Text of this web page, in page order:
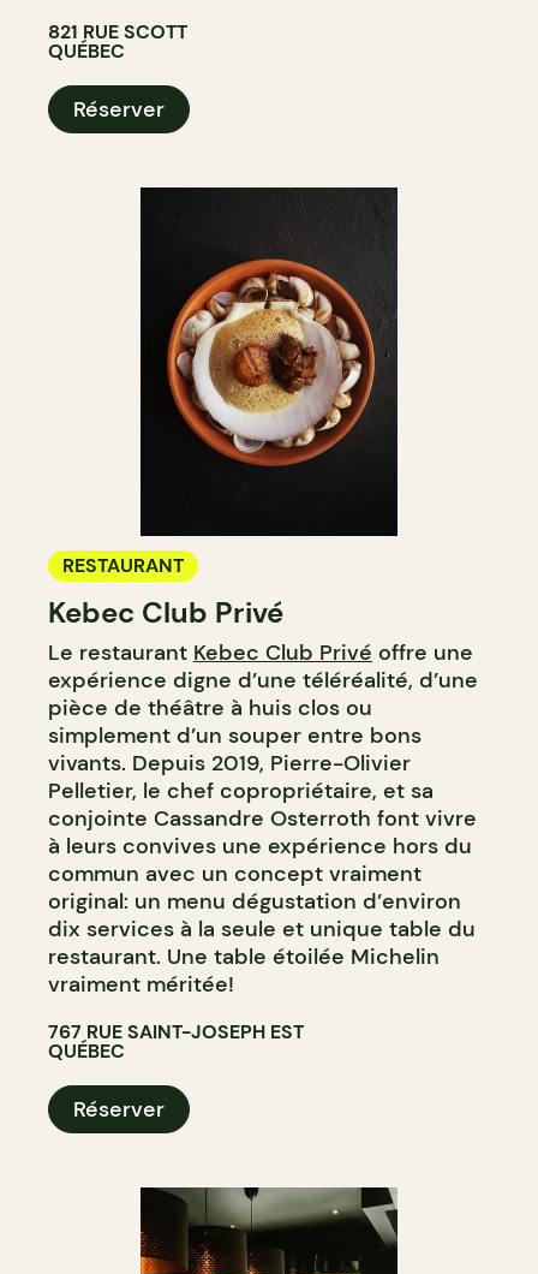
821 RUE SCOTT
QUÉBEC
Réserver
RESTAURANT
Kebec Club Privé
Le restaurant Kebec Club Privé offre une
expérience digne d’une téléréalité, d’une
pièce de théâtre à huis clos ou
simplement d’un souper entre bons
vivants. Depuis 2019, Pierre-Olivier
Pelletier, le chef copropriétaire, et sa
conjointe Cassandre Osterroth font vivre
à leurs convives une expérience hors du
commun avec un concept vraiment
original: un menu dégustation d’environ
dix services à la seule et unique table du
restaurant. Une table étoilée Michelin
vraiment méritée!
767 RUE SAINT-JOSEPH EST
QUÉBEC
Réserver